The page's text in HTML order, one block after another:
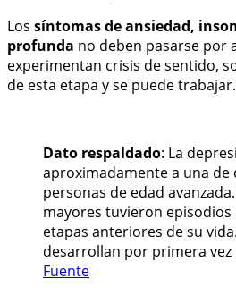
Los síntomas de ansiedad,
profunda no deben pasarse por
experimentan crisis de sentido,
de esta etapa y se puede trabajar.
Dato respaldado: La
aproximadamente a una de
personas de edad
mayores tuvieron
etapas anteriores de su
desarrollan por primera vez
Fuente